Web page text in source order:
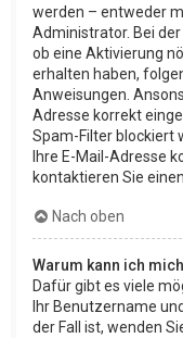
werden – entweder
Administrator. Bei
ob eine Aktivierung
erhalten haben,
Anweisungen.
Adresse korrekt
Spam-Filter blockiert
Ihre E-Mail-Adresse
kontaktieren Sie
Nach oben
Warum kann ich
Dafür gibt es viele
Ihr Benutzername
der Fall ist, wenden